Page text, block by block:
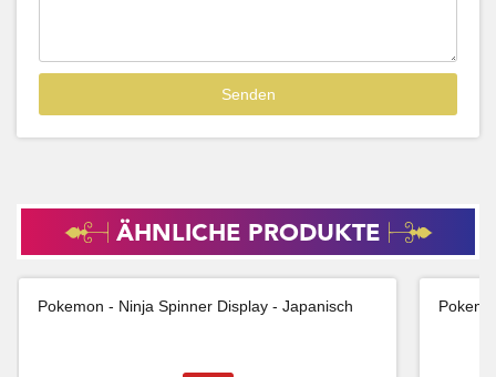
ÄHNLICHE PRODUKTE
Pokemon - Ninja Spinner Display - Japanisch